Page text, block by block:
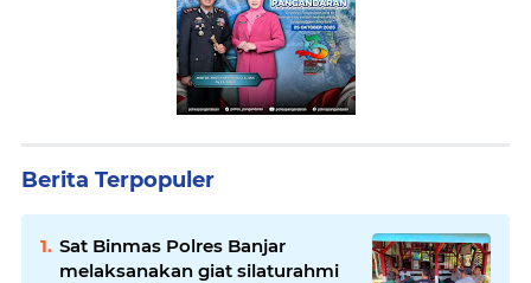
Berita Terpopuler
Sat Binmas Polres Banjar
melaksanakan giat silaturahmi